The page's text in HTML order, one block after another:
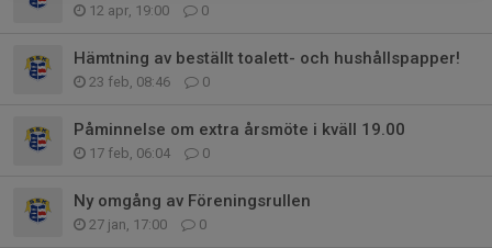
12 apr, 19:00 0
Hämtning av beställt toalett- och hushållspapper!
23 feb, 08:46 0
Påminnelse om extra årsmöte i kväll 19.00
17 feb, 06:04 0
Ny omgång av Föreningsrullen
27 jan, 17:00 0